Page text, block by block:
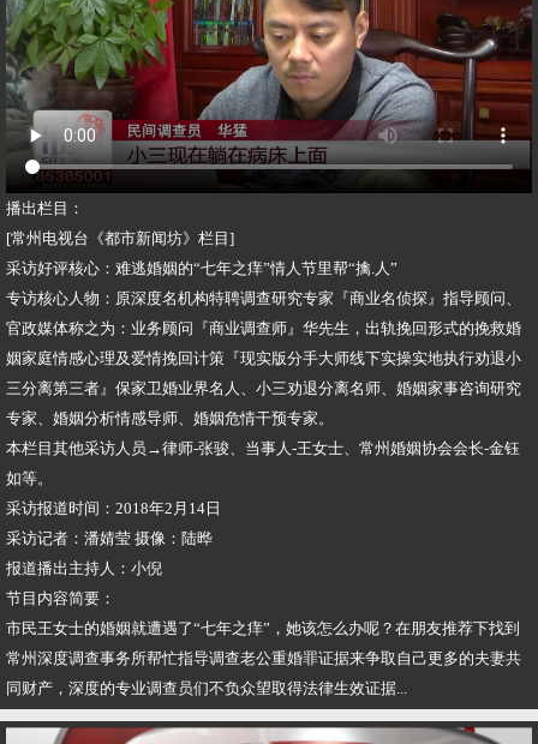
播出栏目：
[常州电视台《都市新闻坊》栏目]
采访好评核心：难逃婚姻的“七年之痒”情人节里帮“擒.人”
专访核心人物：原深度名机构特聘调查研究专家『商业名侦探』指导顾问、
官政媒体称之为：业务顾问『商业调查师』华先生，出轨挽回形式的挽救婚
姻家庭情感心理及爱情挽回计策『现实版分手大师线下实操实地执行劝退小
三分离第三者』保家卫婚业界名人、小三劝退分离名师、婚姻家事咨询研究
专家、婚姻分析情感导师、婚姻危情干预专家。
本栏目其他采访人员→律师-张骏、当事人-王女士、常州婚姻协会会长-金钰
如等。
采访报道时间：2018年2月14日
采访记者：潘婧莹 摄像：陆晔
报道播出主持人：小倪
节目内容简要：
市民王女士的婚姻就遭遇了“七年之痒”，她该怎么办呢？在朋友推荐下找到
常州深度调查事务所帮忙指导调查老公重婚罪证据来争取自己更多的夫妻共
同财产，深度的专业调查员们不负众望取得法律生效证据...